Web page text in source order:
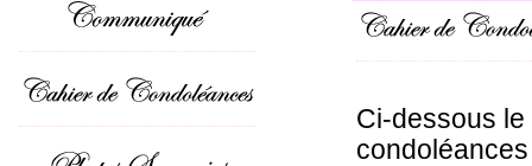
Ci-dessous